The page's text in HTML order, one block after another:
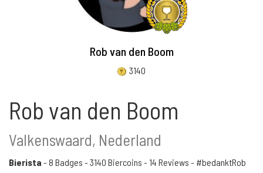
Rob van den Boom
3140
Rob van den Boom
Valkenswaard, Nederland
Bierista - 8 Badges - 3140 Biercoins - 14 Reviews - #bedanktRob